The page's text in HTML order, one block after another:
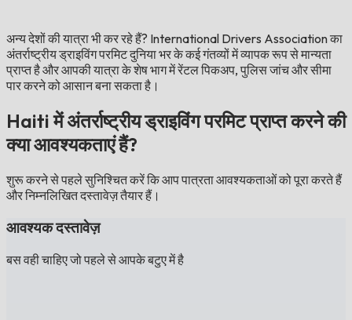
अन्य देशों की यात्रा भी कर रहे हैं? International Drivers Association का
अंतर्राष्ट्रीय ड्राइविंग परमिट दुनिया भर के कई गंतव्यों में व्यापक रूप से मान्यता
प्राप्त है और आपकी यात्रा के शेष भाग में रेंटल पिकअप, पुलिस जांच और सीमा
पार करने को आसान बना सकता है।
Haiti में अंतर्राष्ट्रीय ड्राइविंग परमिट प्राप्त करने की
क्या आवश्यकताएं हैं?
शुरू करने से पहले सुनिश्चित करें कि आप पात्रता आवश्यकताओं को पूरा करते हैं
और निम्नलिखित दस्तावेज़ तैयार हैं।
आवश्यक दस्तावेज़
बस वही चाहिए जो पहले से आपके बटुए में है